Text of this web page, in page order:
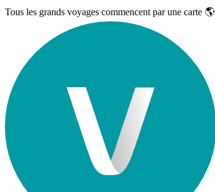
Tous les grands voyages commencent par une carte 🌎